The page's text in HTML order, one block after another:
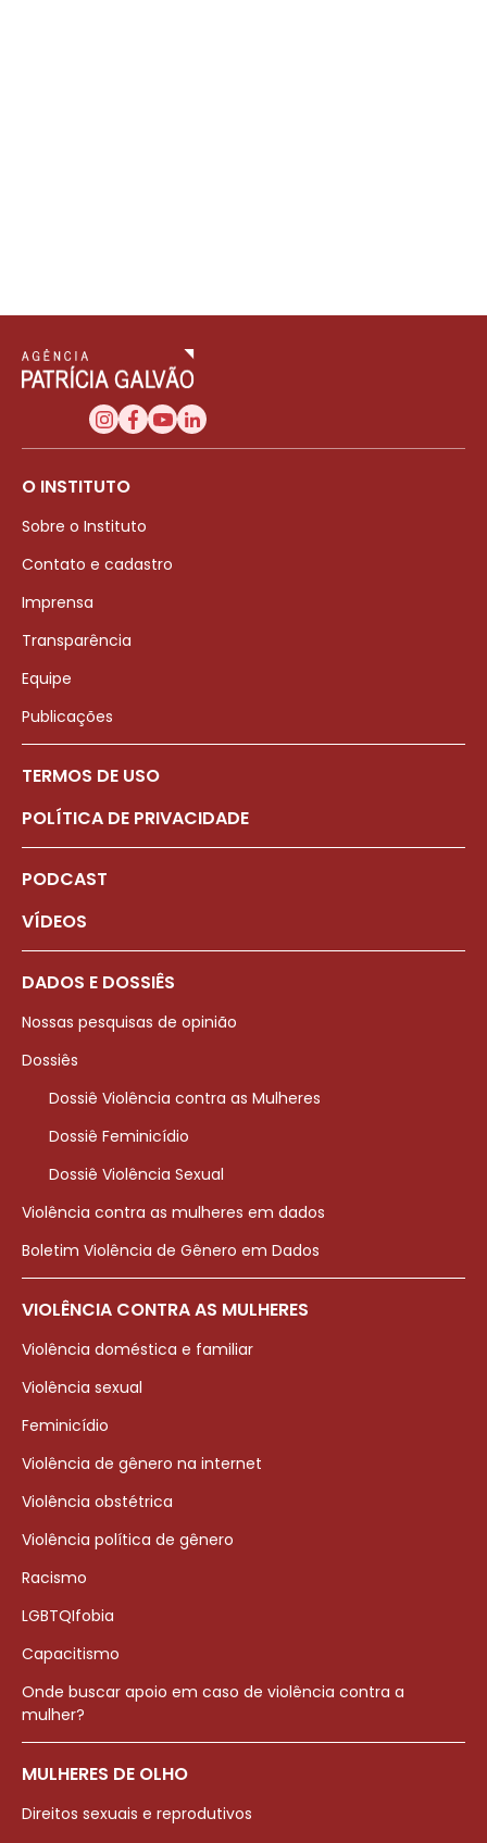
O INSTITUTO
Sobre o Instituto
Contato e cadastro
Imprensa
Transparência
Equipe
Publicações
TERMOS DE USO
POLÍTICA DE PRIVACIDADE
PODCAST
VÍDEOS
DADOS E DOSSIÊS
Nossas pesquisas de opinião
Dossiês
Dossiê Violência contra as Mulheres
Dossiê Feminicídio
Dossiê Violência Sexual
Violência contra as mulheres em dados
Boletim Violência de Gênero em Dados
VIOLÊNCIA CONTRA AS MULHERES
Violência doméstica e familiar
Violência sexual
Feminicídio
Violência de gênero na internet
Violência obstétrica
Violência política de gênero
Racismo
LGBTQIfobia
Capacitismo
Onde buscar apoio em caso de violência contra a
mulher?
MULHERES DE OLHO
Direitos sexuais e reprodutivos